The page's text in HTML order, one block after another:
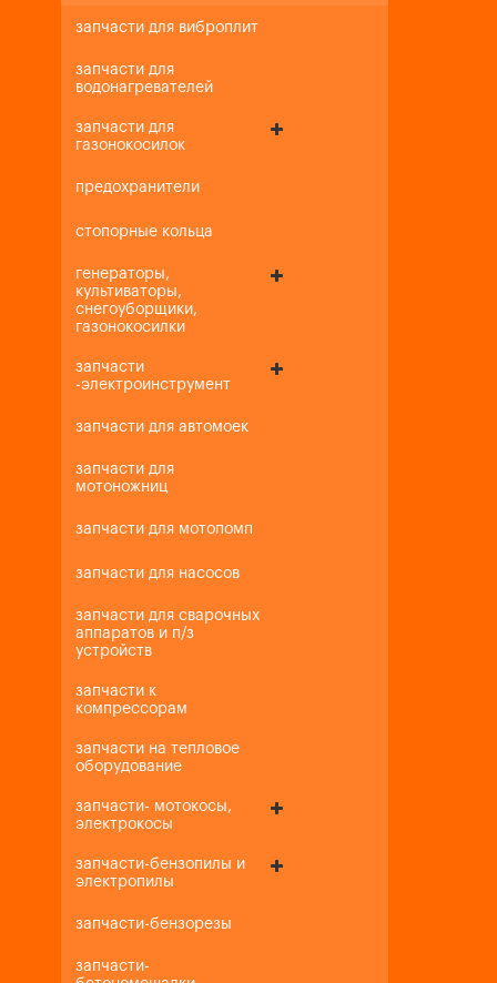
запчасти для виброплит
запчасти для
водонагревателей
запчасти для
газонокосилок
предохранители
стопорные кольца
генераторы,
культиваторы,
снегоуборщики,
газонокосилки
запчасти
-электроинструмент
запчасти для автомоек
запчасти для
мотоножниц
запчасти для мотопомп
запчасти для насосов
запчасти для сварочных
аппаратов и п/з
устройств
запчасти к
компрессорам
запчасти на тепловое
оборудование
запчасти- мотокосы,
электрокосы
запчасти-бензопилы и
электропилы
запчасти-бензорезы
запчасти-